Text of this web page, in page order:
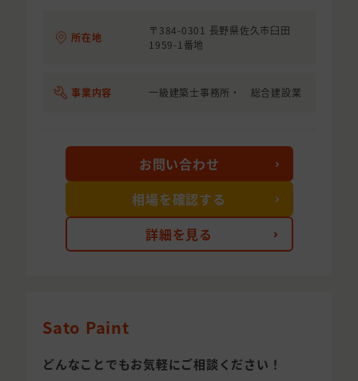
所在地
〒384-0301 長野県佐久市臼田
1959-1番地
事業内容 一級建築士事務所・ 総合建設業
詳細を見る
お問い合わせ
相場を確認する
Sato Paint
どんなことでもお気軽にご相談ください！